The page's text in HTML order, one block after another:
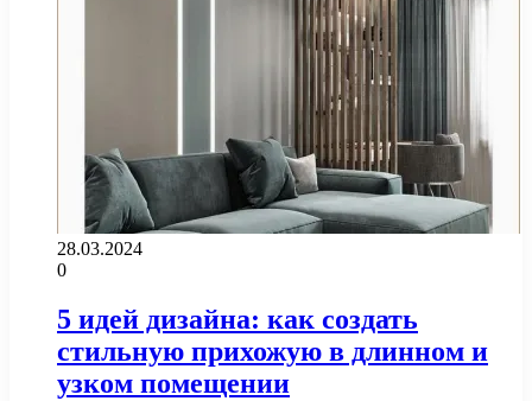
28.03.2024
0
5 идей дизайна: как создать
стильную прихожую в длинном и
узком помещении